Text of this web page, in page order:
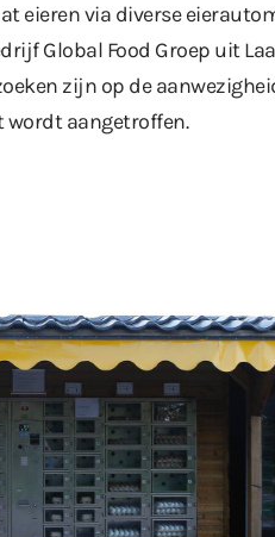
eieren via diverse
Global Food Groep uit
zijn op de
aangetroffen.